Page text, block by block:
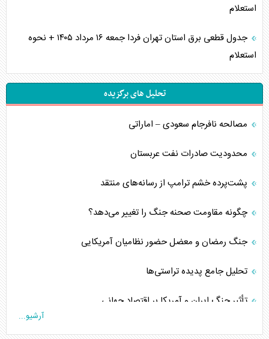
استعلام
جدول قطعی برق استان تهران فردا جمعه ۱۶ مرداد ۱۴۰۵ + نحوه
استعلام
تحلیل های برگزیده
مصالحه نافرجام سعودی – اماراتی
محدودیت صادرات نفت عربستان
پشت‌پرده خشم ترامپ از رسانه‌های منتقد
چگونه مقاومت صحنه جنگ را تغییر می‌دهد؟
جنگ رمضان و معضل حضور نظامیان آمریکایی
تحلیل جامع پدیده تراستی‌ها
تأثیر جنگ ایران و آمریکا بر اقتصاد جهانی
تخریب پل‌ها در اوکراین و فروپاشی روایت دوگانه غرب
آرشیو...